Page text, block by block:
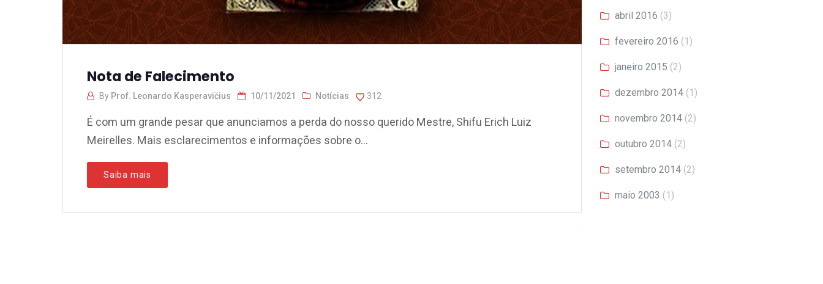
Nota de Falecimento
By Prof. Leonardo Kasperavičius 10/11/2021 Notícias 312
É com um grande pesar que anunciamos a perda do nosso querido Mestre, Shifu Erich Luiz
Meirelles. Mais esclarecimentos e informações sobre o...
Saiba mais
abril 2016 (3)
fevereiro 2016 (1)
janeiro 2015 (2)
dezembro 2014(1)
novembro 2014(2)
outubro 2014(2)
setembro 2014(2)
maio 2003 (1)